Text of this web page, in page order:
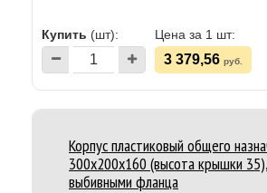
Купить (шт): Цена за 1 шт:
3 379,56 руб.
Корпус пластиковый общего
300x200x160 (высота крышки
выбивными фланца